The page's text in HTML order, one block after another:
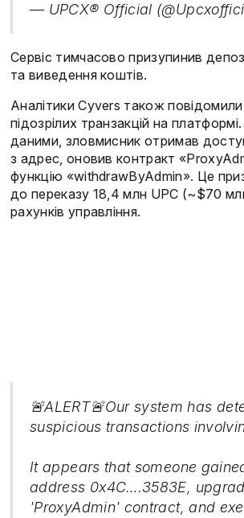
— UPCX® Official
Сервіс тимчасово призупинив
та виведення коштів.
Аналітики Cyvers також
підозрілих транзакцій на платформі.
даними, зловмисник отримав
з адрес, оновив контракт
функцію «withdrawByAdmin». Це
до переказу 18,4 млн UPC (~$70
рахунків управління.
🚨ALERT🚨Our system has
suspicious transactions
It appears that someone
address 0x4C….3583E,
'ProxyAdmin' contract, and